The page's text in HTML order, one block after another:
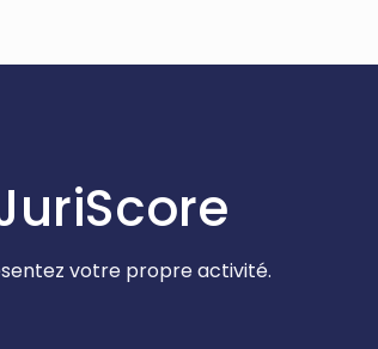
votre propre activité.